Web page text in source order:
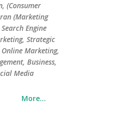
(Consumer
(Marketing
Engine
Strategic
Marketing,
Business,
Media
More…